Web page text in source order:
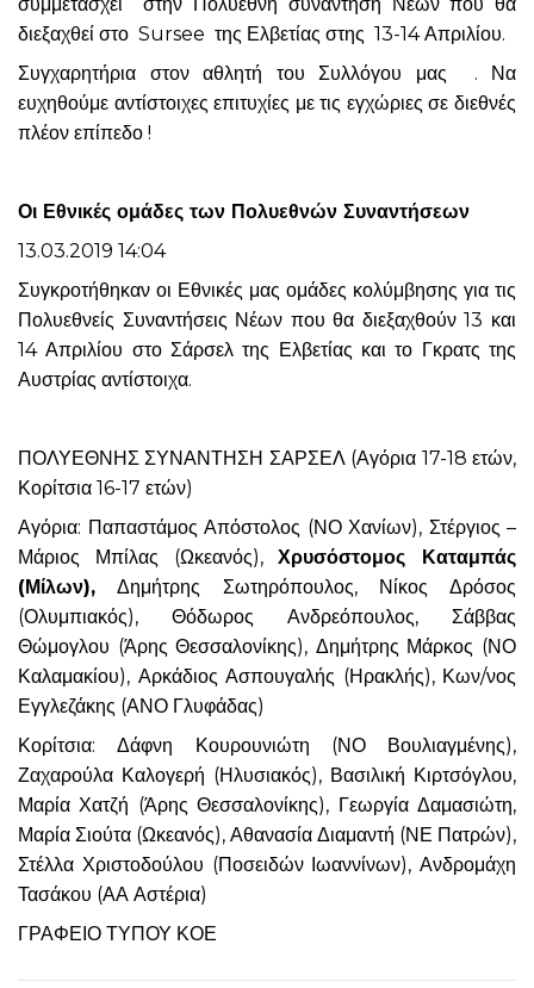
διεξαχθεί στο Sursee της Ελβετίας στης 13-14 Απριλίου.
Συγχαρητήρια στον αθλητή του Συλλόγου μας . Να
ευχηθούμε αντίστοιχες επιτυχίες με τις εγχώριες σε διεθνές
πλέον επίπεδο !
Οι Εθνικές ομάδες των Πολυεθνών Συναντήσεων
13.03.2019 14:04
Συγκροτήθηκαν οι Εθνικές μας ομάδες κολύμβησης για τις
Πολυεθνείς Συναντήσεις Νέων που θα διεξαχθούν 13 και
14 Απριλίου στο Σάρσελ της Ελβετίας και το Γκρατς της
Αυστρίας αντίστοιχα.
ΠΟΛΥΕΘΝΗΣ ΣΥΝΑΝΤΗΣΗ ΣΑΡΣΕΛ (Αγόρια 17-18 ετών,
Κορίτσια 16-17 ετών)
Αγόρια: Παπαστάμος Απόστολος (ΝΟ Χανίων), Στέργιος –
Μάριος Μπίλας (Ωκεανός),Χρυσόστομος Καταμπάς
(Μίλων), Δημήτρης Σωτηρόπουλος, Νίκος Δρόσος
(Ολυμπιακός), Θόδωρος Ανδρεόπουλος, Σάββας
Θώμογλου (Άρης Θεσσαλονίκης), Δημήτρης Μάρκος (ΝΟ
Καλαμακίου), Αρκάδιος Ασπουγαλής (Ηρακλής), Κων/νος
Εγγλεζάκης (ΑΝΟ Γλυφάδας)
Κορίτσια: Δάφνη Κουρουνιώτη (ΝΟ Βουλιαγμένης),
Ζαχαρούλα Καλογερή (Ηλυσιακός), Βασιλική Κιρτσόγλου,
Μαρία Χατζή (Άρης Θεσσαλονίκης), Γεωργία Δαμασιώτη,
Μαρία Σιούτα (Ωκεανός), Αθανασία Διαμαντή (ΝΕ Πατρών),
Στέλλα Χριστοδούλου (Ποσειδών Ιωαννίνων), Ανδρομάχη
Τασάκου (ΑΑ Αστέρια)
ΓΡΑΦΕΙΟ ΤΥΠΟΥ ΚΟΕ